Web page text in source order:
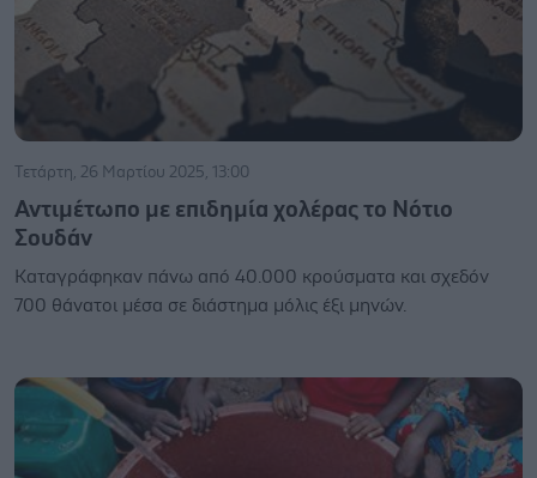
Τετάρτη, 26 Μαρτίου 2025, 13:00
Αντιμέτωπο με επιδημία χολέρας το Νότιο
Σουδάν
Καταγράφηκαν πάνω από 40.000 κρούσματα και σχεδόν
700 θάνατοι μέσα σε διάστημα μόλις έξι μηνών.